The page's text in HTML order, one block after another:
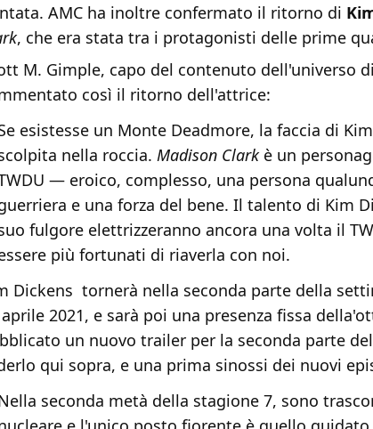
AMC ha inoltre confermato il ritorno di
, che era stata tra i protagonisti delle prime
M. Gimple, capo del contenuto dell'universo di
così il ritorno dell'attrice:
esistesse un Monte Deadmore, la faccia di
nella roccia. Madison Clarkè un
— eroico, complesso, una persona
e una forza del bene. Il talento di Kim
fulgore elettrizzeranno ancora una volta il
più fortunati di riaverla con noi.
Dickens tornerà nella seconda parte della
2021, e sarà poi una presenza fissa
un nuovo trailer per la seconda parte
qui sopra, e una prima sinossi dei nuovi
seconda metà della stagione 7, sono